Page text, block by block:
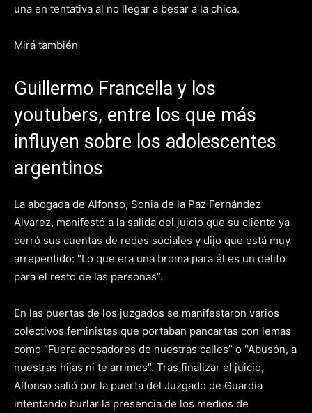
una en tentativa al no llegar a besar a la chica.
Mirá también
Guillermo Francella y los
youtubers, entre los que más
influyen sobre los adolescentes
argentinos
La abogada de Alfonso, Sonia de la Paz Fernández
Alvarez, manifestó a la salida del juicio que su cliente ya
cerró sus cuentas de redes sociales y dijo que está muy
arrepentido: “Lo que era una broma para él es un delito
para el resto de las personas”.
En las puertas de los juzgados se manifestaron varios
colectivos feministas que portaban pancartas con lemas
como “Fuera acosadores de nuestras calles” o “Abusón, a
nuestras hijas ni te arrimes”. Tras finalizar el juicio,
Alfonso salió por la puerta del Juzgado de Guardia
intentando burlar la presencia de los medios de